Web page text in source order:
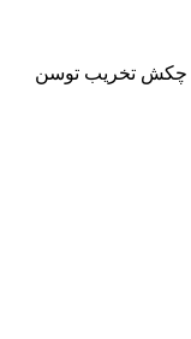
چکش تخریب توسن